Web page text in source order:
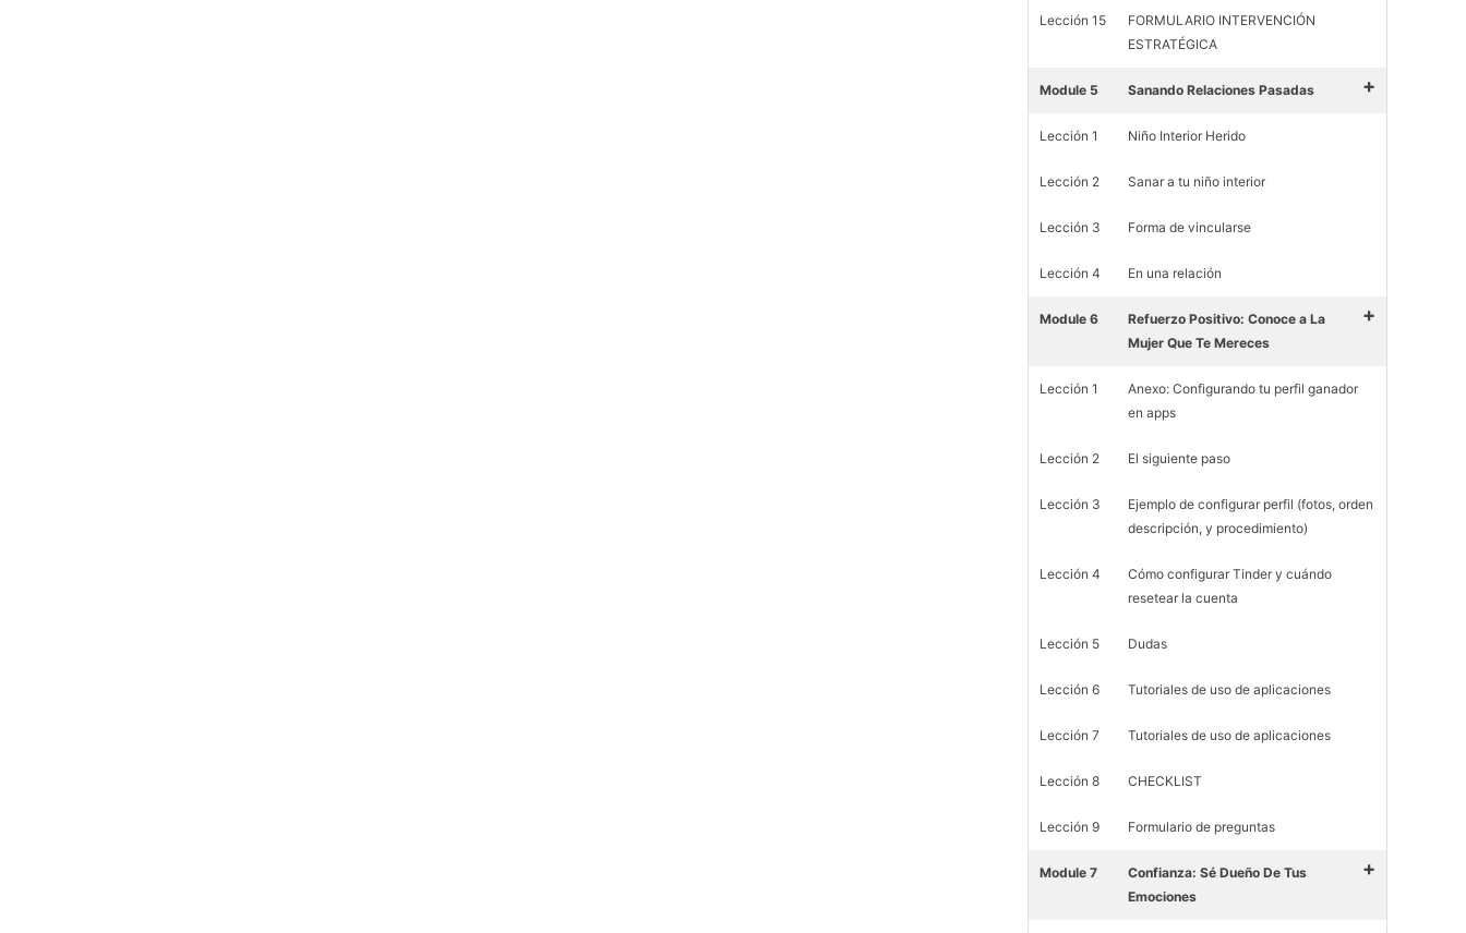
Lección 15
FORMULARIO INTERVENCIÓN
ESTRATÉGICA
Module 5 Sanando Relaciones Pasadas +
Lección 1 Niño Interior Herido
Lección 2 Sanar a tu niño interior
Lección 3 Forma de vincularse
Lección 4 En una relación
Module 6
Refuerzo Positivo: Conoce a La
Mujer Que Te Mereces
+
Lección 1
Anexo: Configurando tu perfil ganador
en apps
Lección 2 El siguiente paso
Lección 3
Ejemplo de configurar perfil (fotos, orden
descripción, y procedimiento)
Lección 4
Cómo configurar Tinder y cuándo
resetear la cuenta
Lección 5 Dudas
Lección 6 Tutoriales de uso de aplicaciones
Lección 7 Tutoriales de uso de aplicaciones
Lección 8 CHECKLIST
Lección 9 Formulario de preguntas
Module 7
Confianza: Sé Dueño De Tus
Emociones
+